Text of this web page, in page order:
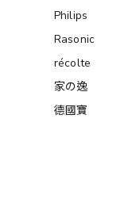
Philips
Rasonic
récolte
家の逸
德國寶